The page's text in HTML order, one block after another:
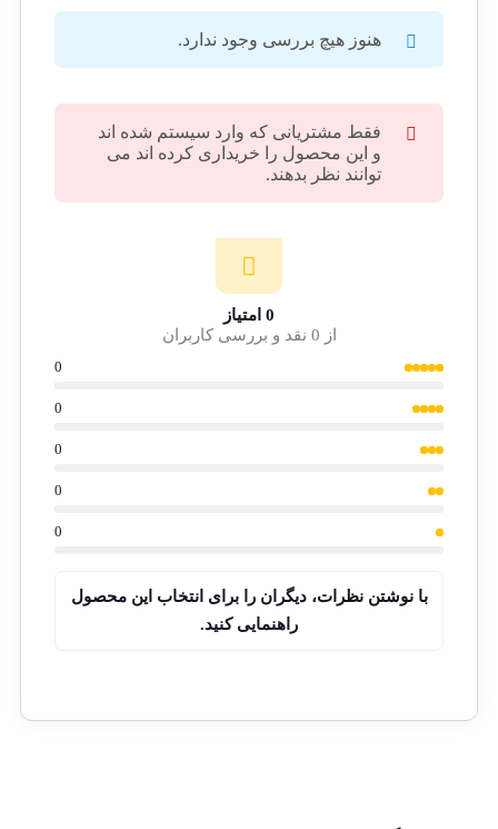
هنوز هیچ بررسی وجود ندارد.
فقط مشتریانی که وارد سیستم شده اند
و این محصول را خریداری کرده اند می
توانند نظر بدهند.
0 امتیاز
از 0 نقد و بررسی کاربران
0
0
0
0
0
با نوشتن نظرات، دیگران را برای انتخاب این محصول
راهنمایی کنید.